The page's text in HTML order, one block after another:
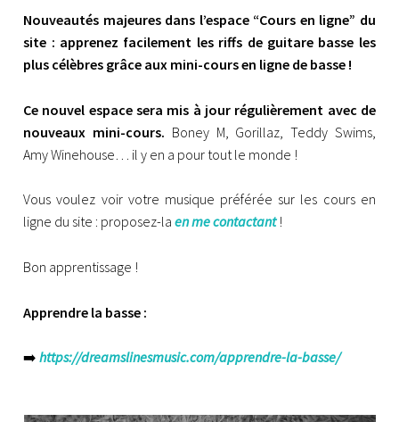
P
O
N
H
O
N
Nouveautés majeures dans l’espace “Cours en ligne” du
site : apprenez facilement les riffs de guitare basse les
plus célèbres grâce aux mini-cours en ligne de basse !
Ce nouvel espace sera mis à jour régulièrement avec de
nouveaux mini-cours. Boney M, Gorillaz, Teddy Swims,
Amy Winehouse… il y en a pour tout le monde !
Vous voulez voir votre musique préférée sur les cours en
ligne du site : proposez-laen me contactant!
Bon apprentissage !
Apprendre la basse :
➡️https://dreamslinesmusic.com/apprendre-la-basse/